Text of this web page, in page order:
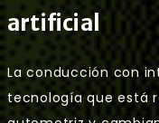
artificial
La conducción con
tecnología que está